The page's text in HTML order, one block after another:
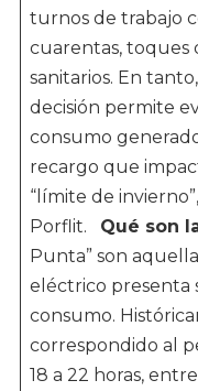
turnos de trabajo
cuarentas, toques
sanitarios. En
decisión permite
consumo
recargo que
“límite de
Porflit. Qué son
Punta” son
eléctrico presenta
consumo.
correspondido al
18 a 22 horas,